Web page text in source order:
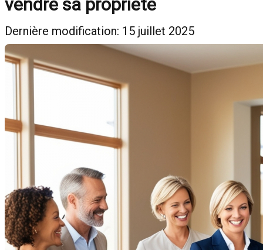
vendre sa propriété
Dernière modification: 15 juillet 2025